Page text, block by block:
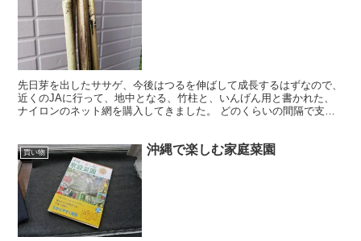
先日芽を出したササゲ、今後はつるを伸ばして成長するはずなので、
近くのJAに行って、地中となる、竹柱と、いんげん用と書かれた、
ナイロンのネット網を購入してきました。 どのくらいの間隔で支柱
買い物 沖縄で楽しむ家庭菜園